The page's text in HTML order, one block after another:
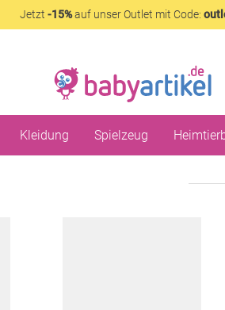
Jetzt -15%auf unser Outlet mit Code:
Kleidung Spielzeug